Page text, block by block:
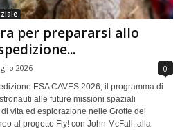
per prepararsi allo
2026 0
ESA CAVES 2026, il programma di
alle future missioni spaziali
vita ed esplorazione nelle Grotte del
al progetto Fly! con John McFall, alla